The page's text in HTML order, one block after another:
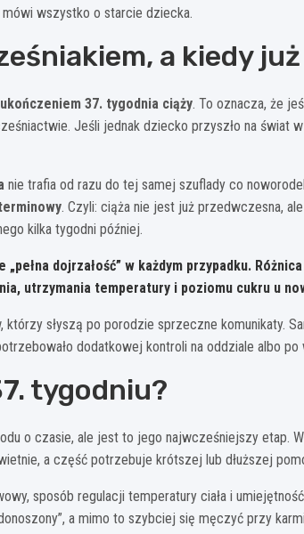
wszystko o starcie dziecka.
a kiedy
37. tygodnia ciąży. To oznacza, że
Jeśli jednak dziecko przyszło na świat w
nie trafia od razu do tej samej szuflady co
. Czyli: ciąża nie jest już przedwczesna,
kilka tygodni później.
dojrzałość” w każdym przypadku.
utrzymania temperatury i poziomu cukru u
słyszą po porodzie sprzeczne komunikaty.
dodatkowej kontroli na oddziale albo po
tygodniu?
o czasie, ale jest to jego najwcześniejszy etap.
a część potrzebuje krótszej lub dłuższej
sposób regulacji temperatury ciała i
a mimo to szybciej się męczyć przy